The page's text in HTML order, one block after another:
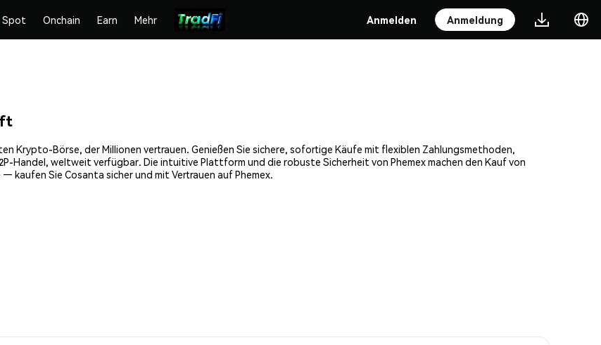
Spot Onchain Earn Mehr Anmelden Anmeldung
Krypto-Börse, der Millionen vertrauen. Genießen Sie sichere, sofortige Käufe mit flexiblen Zahlungsmethoden,
Handel, weltweit verfügbar. Die intuitive Plattform und die robuste Sicherheit von Phemex machen den Kauf von
kaufen Sie Cosanta sicher und mit Vertrauen auf Phemex.